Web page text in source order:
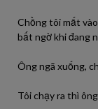
Chồng tôi mất
bất ngờ khi đang
Ông ngã xuống,
Tôi chạy ra thì